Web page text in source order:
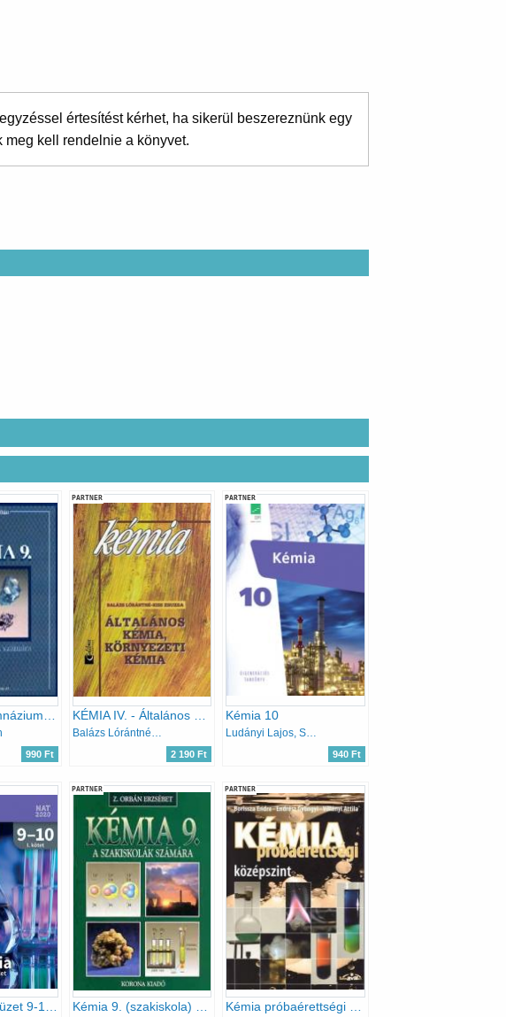
értesítést kérhet, ha sikerül beszereznünk egy
meg kell rendelnie a könyvet.
990 Ft
PARTNER
2 190 Ft
PARTNER
Kémia 10
940 Ft
Kémia munkafüzet 9-10. II. kötet
PARTNER
Kémia 9. (szakiskola) - KO 0135
PARTNER
Kémia próbaérettségi - középszint